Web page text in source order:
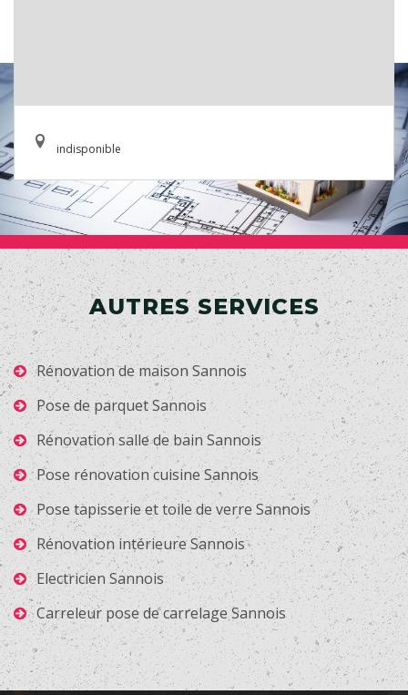
indisponible
AUTRES SERVICES
Rénovation de maison Sannois
Pose de parquet Sannois
Rénovation salle de bain Sannois
Pose rénovation cuisine Sannois
Pose tapisserie et toile de verre Sannois
Rénovation intérieure Sannois
Electricien Sannois
Carreleur pose de carrelage Sannois